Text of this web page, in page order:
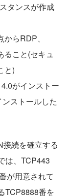
タンスが作成
らRDP、
ること(セキュ
と)
がインストー
ストールした
接続を確立する
は、TCP443
が用意されて
TCP8888番を